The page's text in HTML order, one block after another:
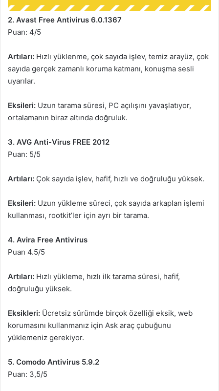
2. Avast Free Antivirus 6.0.1367
Puan: 4/5
Artıları: Hızlı yüklenme, çok sayıda işlev, temiz arayüz, çok
sayıda gerçek zamanlı koruma katmanı, konuşma sesli
uyarılar.
Eksileri: Uzun tarama süresi, PC açılışını yavaşlatıyor,
ortalamanın biraz altında doğruluk.
3. AVG Anti-Virus FREE 2012
Puan: 5/5
Artıları: Çok sayıda işlev, hafif, hızlı ve doğruluğu yüksek.
Eksileri: Uzun yükleme süreci, çok sayıda arkaplan işlemi
kullanması, rootkit’ler için ayrı bir tarama.
4. Avira Free Antivirus
Puan 4.5/5
Artıları: Hızlı yükleme, hızlı ilk tarama süresi, hafif,
doğruluğu yüksek.
Eksikleri: Ücretsiz sürümde birçok özelliği eksik, web
korumasını kullanmanız için Ask araç çubuğunu
yüklemeniz gerekiyor.
5. Comodo Antivirus 5.9.2
Puan: 3,5/5